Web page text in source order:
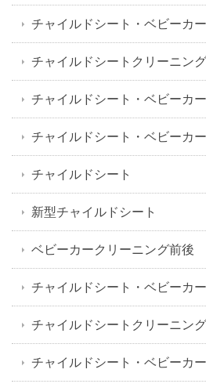
チャイルドシート・ベビーカ
チャイルドシートクリーニン
チャイルドシート・ベビーカ
チャイルドシート・ベビーカ
チャイルドシート
新型チャイルドシート
ベビーカークリーニング前後
チャイルドシート・ベビーカ
チャイルドシートクリーニン
チャイルドシート・ベビーカ